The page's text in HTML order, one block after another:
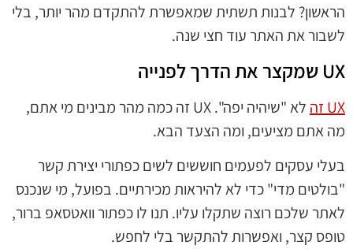
הראשון? לבנות תשתית שמאפשרת להתקדם מהר יותר, בלי
לשבור את האתר עוד חצי שנה.
UX שמקצר את הדרך לפנייה
UX זה
לא "שיהיה יפה". UX זה כמה מהר מבינים מי אתם,
מה אתם מציעים, ומה הצעד הבא.
בעלי עסקים לפעמים חוששים לשים כפתורי יצירת קשר
"בולטים מדי" כדי לא להיראות מכירתיים. בפועל, מי שנכנס
לאתר שלכם רוצה שתקלו עליו. תנו לו כפתור וואטסאפ ברור,
טופס קצר, ואפשרות להתקשר בלי לחפש.